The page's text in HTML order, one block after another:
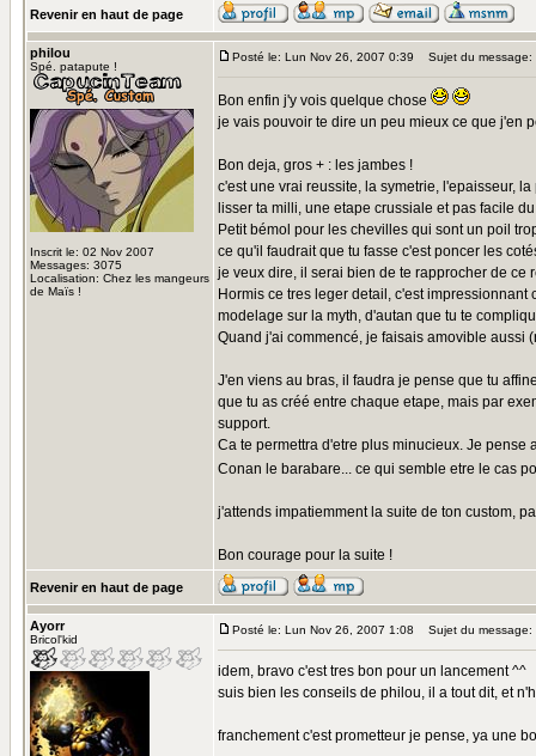
Revenir en haut de page
philou
Spé. patapute !
Inscrit le: 02 Nov 2007
Messages: 3075
Localisation: Chez les mangeurs
de Maïs !
Posté le: Lun Nov 26, 2007 0:39 Sujet du message:
Bon enfin j'y vois quelque chose
je vais pouvoir te dire un peu mieux ce que j'en
Bon deja, gros + : les jambes !
c'est une vrai reussite, la symetrie, l'epaisseur,
lisser ta milli, une etape crussiale et pas facile
Petit bémol pour les chevilles qui sont un poil
ce qu'il faudrait que tu fasse c'est poncer les
je veux dire, il serai bien de te rapprocher de ce
Hormis ce tres leger detail, c'est
modelage sur la myth, d'autan que tu te
Quand j'ai commencé, je faisais amovible aussi
J'en viens au bras, il faudra je pense que tu
que tu as créé entre chaque etape, mais par
support.
Ca te permettra d'etre plus minucieux. Je
Conan le barabare... ce qui semble etre le cas
j'attends impatiemment la suite de ton custom,
Bon courage pour la suite !
Revenir en haut de page
Ayorr
Bricol'kid
Posté le: Lun Nov 26, 2007 1:08 Sujet du message:
idem, bravo c'est tres bon pour un lancement ^^
suis bien les conseils de philou, il a tout dit, et
franchement c'est prometteur je pense, ya une